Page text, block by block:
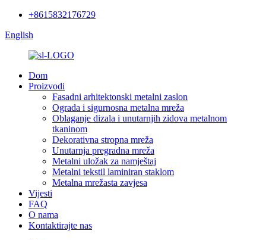
+8615832176729
English
Dom
Proizvodi
Fasadni arhitektonski metalni zaslon
Ograda i sigurnosna metalna mreža
Oblaganje dizala i unutarnjih zidova metalnom
tkaninom
Dekorativna stropna mreža
Unutarnja pregradna mreža
Metalni uložak za namještaj
Metalni tekstil laminiran staklom
Metalna mrežasta zavjesa
Vijesti
FAQ
O nama
Kontaktirajte nas